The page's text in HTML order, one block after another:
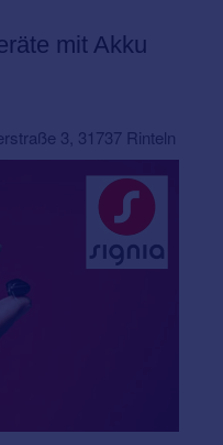
mit Akku
3, 31737 Rinteln